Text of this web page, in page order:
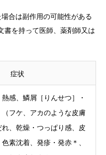
合は副作用の可能性がある
書を持って医師、薬剤師又は
症状
感、鱗屑［りんせつ］・
フケ、アカのような皮膚
、乾燥・つっぱり感、皮
素沈着、発疹・発赤＊、